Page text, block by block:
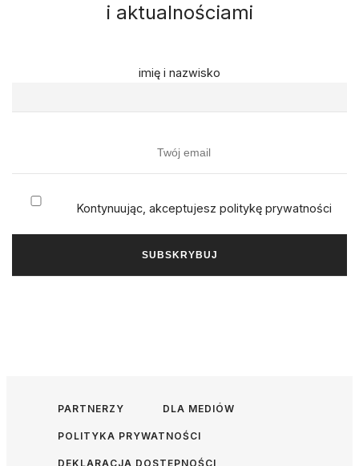
i aktualnościami
imię i nazwisko
Kontynuując, akceptujesz politykę prywatności
PARTNERZY DLA MEDIÓW
POLITYKA PRYWATNOŚCI
DEKLARACJA DOSTĘPNOŚCI